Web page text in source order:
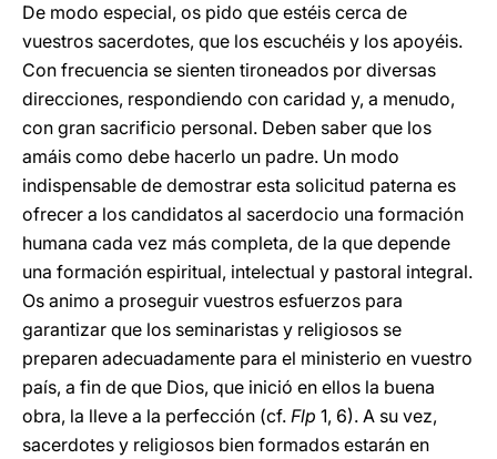
De modo especial, os pido que estéis cerca de
vuestros sacerdotes, que los escuchéis y los apoyéis.
Con frecuencia se sienten tironeados por diversas
direcciones, respondiendo con caridad y, a menudo,
con gran sacrificio personal. Deben saber que los
amáis como debe hacerlo un padre. Un modo
indispensable de demostrar esta solicitud paterna es
ofrecer a los candidatos al sacerdocio una formación
humana cada vez más completa, de la que depende
una formación espiritual, intelectual y pastoral integral.
Os animo a proseguir vuestros esfuerzos para
garantizar que los seminaristas y religiosos se
preparen adecuadamente para el ministerio en vuestro
país, a fin de que Dios, que inició en ellos la buena
obra, la lleve a la perfección (cf. Flp 1, 6). A su vez,
sacerdotes y religiosos bien formados estarán en